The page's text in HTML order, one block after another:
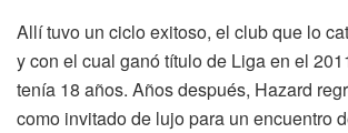
Allí tuvo un ciclo exitoso, el club que lo
y con el cual ganó título de Liga en el
tenía 18 años. Años después, Hazard
como invitado de lujo para un encuentro